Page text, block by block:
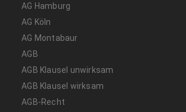
AG Hamburg
AG Köln
AG Montabaur
AGB
AGB Klausel unwirksam
AGB Klausel wirksam
AGB-Recht